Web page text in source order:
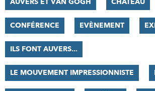
CONFÉRENCE EVÈNEMENT
ILS FONT AUVERS...
LE MOUVEMENT IMPRESSIONNISTE